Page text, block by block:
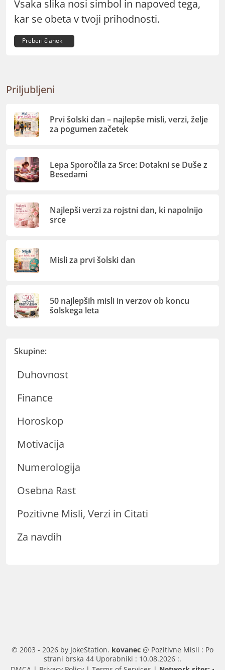
Vsaka slika nosi simbol in napoved tega,
kar se obeta v tvoji prihodnosti.
Preberi članek
Priljubljeni
Prvi šolski dan – najlepše misli, verzi, želje
za pogumen začetek
Lepa Sporočila za Srce: Dotakni se Duše z
Besedami
Najlepši verzi za rojstni dan, ki napolnijo
srce
Misli za prvi šolski dan
50 najlepših misli in verzov ob koncu
šolskega leta
Skupine:
Duhovnost
Finance
Horoskop
Motivacija
Numerologija
Osebna Rast
Pozitivne Misli, Verzi in Citati
Za navdih
© 2003 - 2026 by JokeStation. kovanec @ Pozitivne Misli : Po
strani brska 44 Uporabniki : 10.08.2026 :.